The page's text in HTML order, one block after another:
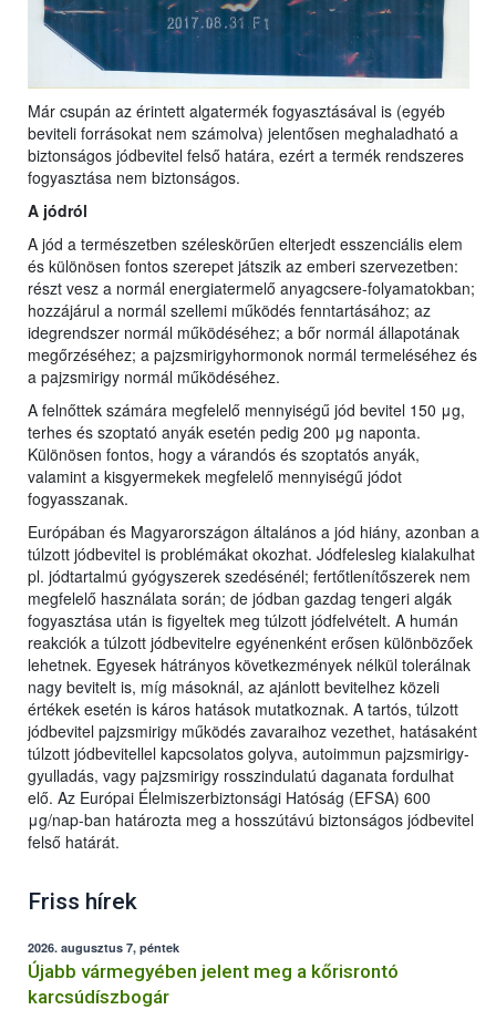
Már csupán az érintett algatermék fogyasztásával is (egyéb
beviteli forrásokat nem számolva) jelentősen meghaladható a
biztonságos jódbevitel felső határa, ezért a termék rendszeres
fogyasztása nem biztonságos.
A jódról
A jód a természetben széleskörűen elterjedt esszenciális elem
és különösen fontos szerepet játszik az emberi szervezetben:
részt vesz a normál energiatermelő anyagcsere-folyamatokban;
hozzájárul a normál szellemi működés fenntartásához; az
idegrendszer normál működéséhez; a bőr normál állapotának
megőrzéséhez; a pajzsmirigyhormonok normál termeléséhez és
a pajzsmirigy normál működéséhez.
A felnőttek számára megfelelő mennyiségű jód bevitel 150 μg,
terhes és szoptató anyák esetén pedig 200 μg naponta.
Különösen fontos, hogy a várandós és szoptatós anyák,
valamint a kisgyermekek megfelelő mennyiségű jódot
fogyasszanak.
Európában és Magyarországon általános a jód hiány, azonban a
túlzott jódbevitel is problémákat okozhat. Jódfelesleg kialakulhat
pl. jódtartalmú gyógyszerek szedésénél; fertőtlenítőszerek nem
megfelelő használata során; de jódban gazdag tengeri algák
fogyasztása után is figyeltek meg túlzott jódfelvételt. A humán
reakciók a túlzott jódbevitelre egyénenként erősen különbözőek
lehetnek. Egyesek hátrányos következmények nélkül tolerálnak
nagy bevitelt is, míg másoknál, az ajánlott bevitelhez közeli
értékek esetén is káros hatások mutatkoznak. A tartós, túlzott
jódbevitel pajzsmirigy működés zavaraihoz vezethet, hatásaként
túlzott jódbevitellel kapcsolatos golyva, autoimmun pajzsmirigy-
gyulladás, vagy pajzsmirigy rosszindulatú daganata fordulhat
elő. Az Európai Élelmiszerbiztonsági Hatóság (EFSA) 600
μg/nap-ban határozta meg a hosszútávú biztonságos jódbevitel
felső határát.
Friss hírek
2026. augusztus 7, péntek
Újabb vármegyében jelent meg a kőrisrontó
karcsúdíszbogár